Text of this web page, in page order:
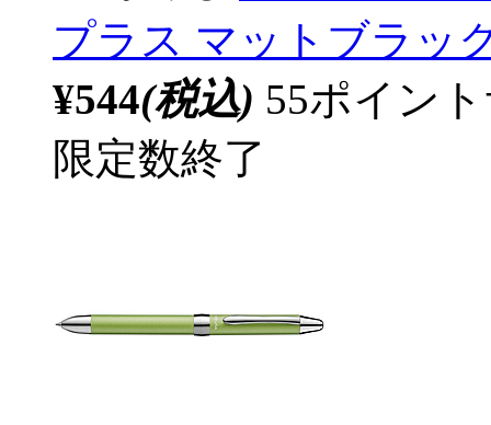
プラス マットブラッ
¥544(税込) 55ポイン
限定数終了